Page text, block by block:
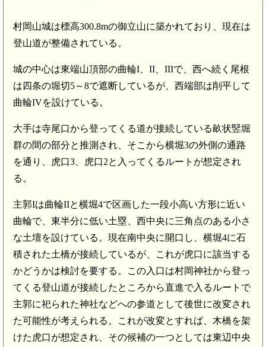
村岡山城は標高300.8mの御立山に築かれており、現在は
登山道が整備されている。
城の中心は東端山頂部の曲輪I、II、IIIで、西へ続く尾根
は四条の堀切5～8で遮断しているが、西端部は削平して
曲輪IVを設けている。
大手は寺尾口から登ってくる道が接続している畝状竪堀
群の間の部分と推測され、そこから横堀3の外側の通路
を通り、虎口3、虎口2と入ってくるルートが想定され
る。
主郭Iは曲輪IIと横堀4で区画した一段小高い方形に近い
曲輪で、東半分に低い土塁、西中央に三角点のある小さ
な土壇を設けている。現在南中央に開口し、横堀4に石
積された土橋が接続しているが、これが虎口に該当する
かどうかは検討を要する。この入口は村岡神社から登っ
てくる登山道が接続したところから直進で入るルートで
主郭に祀られた神社などへの参道として後世に改変され
た可能性が考えられる。これが改変とすれば、木橋を架
けた虎口が想定され、その候補の一つとしては東辺中央